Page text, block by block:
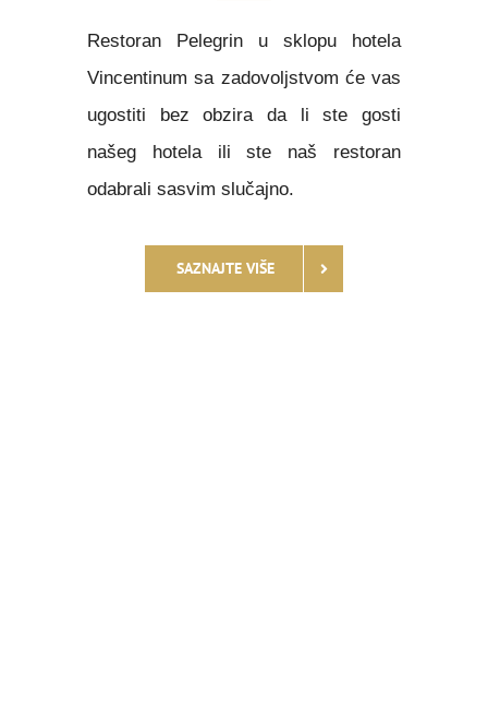
Restoran Pelegrin u sklopu hotela
Vincentinum sa zadovoljstvom će vas
ugostiti bez obzira da li ste gosti
našeg hotela ili ste naš restoran
odabrali sasvim slučajno.
SAZNAJTE VIŠE